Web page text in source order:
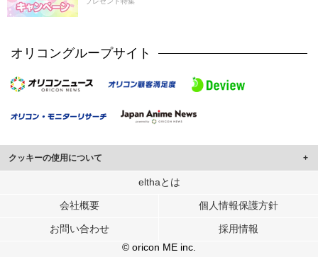
オリコングループサイト
クッキーの使用について
このサイトでは Cookie を使用して、ユーザーに合わせたコンテンツや広告の
行っています。
メディアや広告配信、データ解析の各パートナーに提供しています。
ユーザーが各パートナーのサービスを使用したときに収集した他の情報を組み
elthaとは
会社概要 個人情報保護方針
お問い合わせ
採用情報
© oricon ME inc.